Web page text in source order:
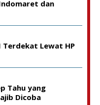
dan
Terdekat Lewat HP
Tahu yang
Dicoba